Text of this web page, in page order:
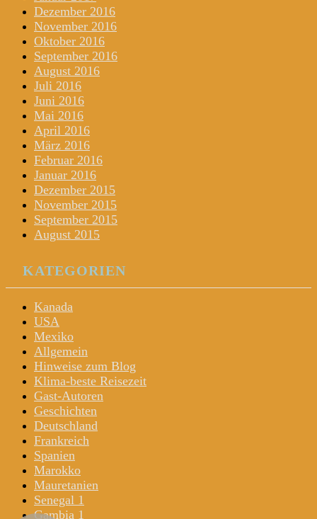
Dezember 2016
November 2016
Oktober 2016
September 2016
August 2016
Juli 2016
Juni 2016
Mai 2016
April 2016
März 2016
Februar 2016
Januar 2016
Dezember 2015
November 2015
September 2015
August 2015
KATEGORIEN
Kanada
USA
Mexiko
Allgemein
Hinweise zum Blog
Klima-beste Reisezeit
Gast-Autoren
Geschichten
Deutschland
Frankreich
Spanien
Marokko
Mauretanien
Senegal 1
Gambia 1